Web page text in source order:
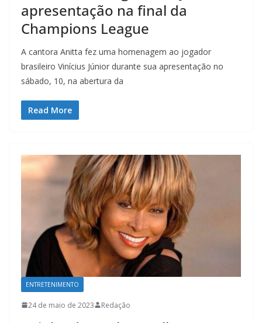
apresentação na final da
Champions League
A cantora Anitta fez uma homenagem ao jogador
brasileiro Vinícius Júnior durante sua apresentação no
sábado, 10, na abertura da
Read More
ENTRETENIMENTO
24 de maio de 2023 Redação